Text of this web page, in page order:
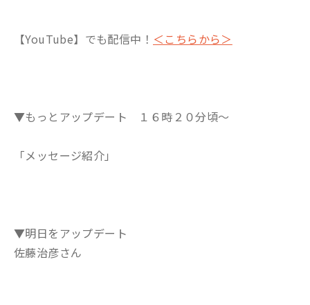
【YouTube】でも配信中！ ＜こちらから＞
▼もっとアップデート １６時２０分頃～
「メッセージ紹介」
▼明日をアップデート
佐藤治彦さん